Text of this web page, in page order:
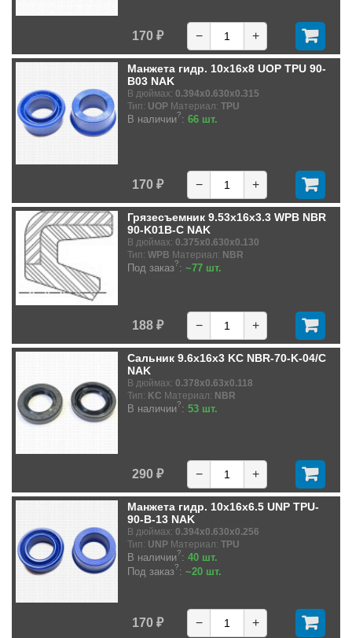
170 ₽ − +
Манжета гидр. 10x16x8 UOP TPU 90-
B03 NAK
В дюймах: 0.394x0.630x0.315
Тип: UOP Материал: TPU
В наличии?: 66 шт.
170 ₽ − +
Грязесъемник 9.53x16x3.3 WPB NBR
90-K01B-C NAK
В дюймах: 0.375x0.630x0.130
Тип: WPB Материал: NBR
Под заказ?: ~77 шт.
188 ₽ − +
Сальник 9.6x16x3 KC NBR-70-K-04/C
NAK
В дюймах: 0.378x0.63x0.118
Тип: KC Материал: NBR
В наличии?: 53 шт.
290 ₽ − +
Манжета гидр. 10x16x6.5 UNP TPU-
90-B-13 NAK
В дюймах: 0.394x0.630x0.256
Тип: UNP Материал: TPU
В наличии?: 40 шт.
Под заказ?: ~20 шт.
170 ₽ − +